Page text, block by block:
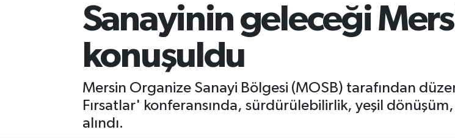
Sanayinin geleceği
konuşuldu
Mersin Organize Sanayi Bölgesi (MOSB) tarafından
Fırsatlar' konferansında, sürdürülebilirlik, yeşil
alındı.
Tüm Manşetler
Son Dakika Haberleri
Haber Arşivi